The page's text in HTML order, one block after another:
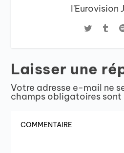
l'Eurovision
Laisser une
Votre adresse e-mail ne
champs obligatoires sont